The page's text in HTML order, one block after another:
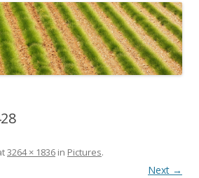
3264 × 1836 in Pictures.
Next →